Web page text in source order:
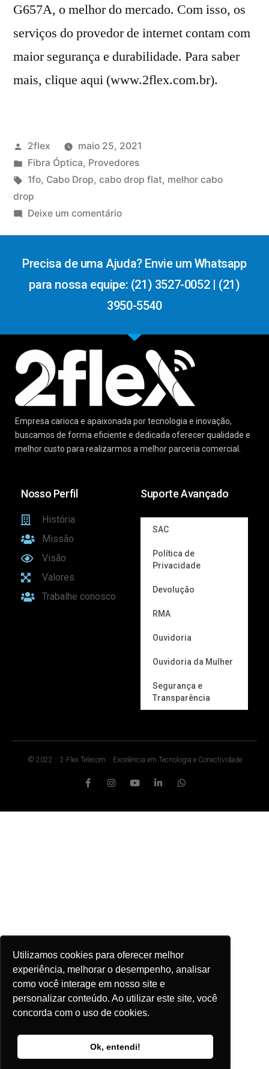
Utilizamos cookies para oferecer melhor
experiência, melhorar o desempenho, analisar
como você interage em nosso site e
personalizar conteúdo. Ao utilizar este site, você
concorda com o uso de cookies.
Ok, entendi!
G657A, o melhor do mercado. Com isso, os
serviços do provedor de internet contam com
maior segurança e durabilidade. Para saber
mais, clique aqui (www.2flex.com.br).
2flex
maio 25, 2021
Fibra Óptica, Provedores
1fo, Cabo Drop, cabo drop flat, melhor cabo
drop
Deixe um comentário
Precisa de uma Ajuda? Envie um Whatsapp
para nossa equipe: (21) 3527-0052 | (21)
3950-5540
Empresa carioca e apaixonada por tecnologia e inovação,
buscamos de forma eficiente e dedicada oferecer qualidade e
melhor custo para realizarmos a melhor parceria comercial.
Nosso Perfil
História
Missão
Visão
Valores
Trabalhe conosco
Suporte Avançado
SAC
Política de
Privacidade
Devolução
RMA
Ouvidoria
Ouvidoria da Mulher
Segurança e
Transparência
© 2022 :: 2 Flex Telecom :: Excelência em Tecnologia e Conectividade